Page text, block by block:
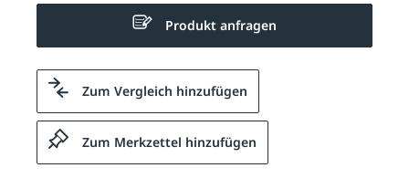
Produkt anfragen
Zum Vergleich hinzufügen
Zum Merkzettel hinzufügen